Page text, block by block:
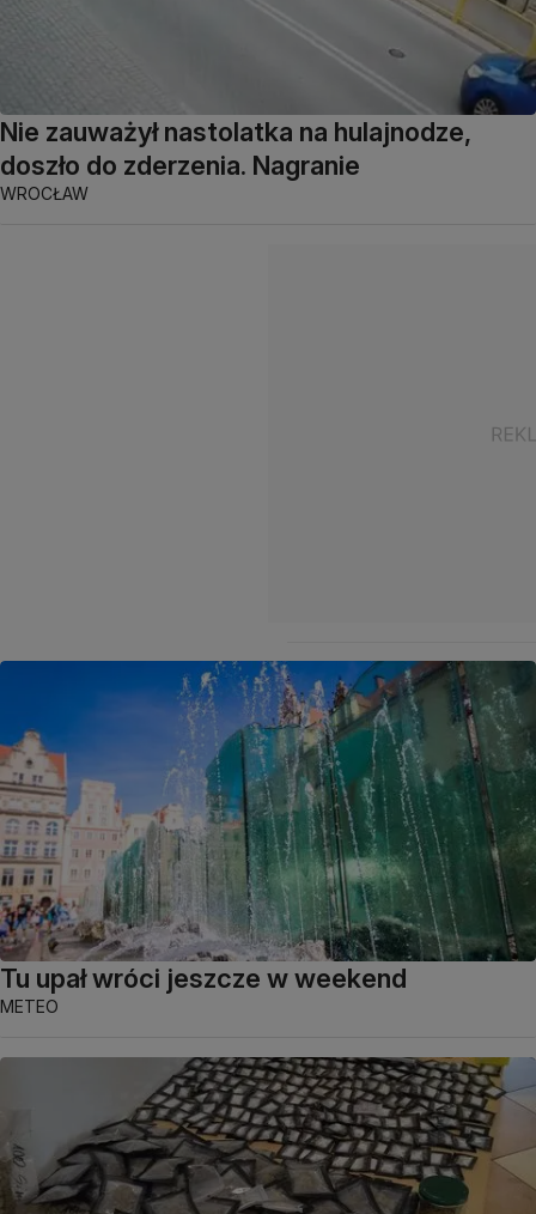
Nie zauważył nastolatka na hulajnodze,
doszło do zderzenia. Nagranie
WROCŁAW
Tu upał wróci jeszcze w weekend
METEO